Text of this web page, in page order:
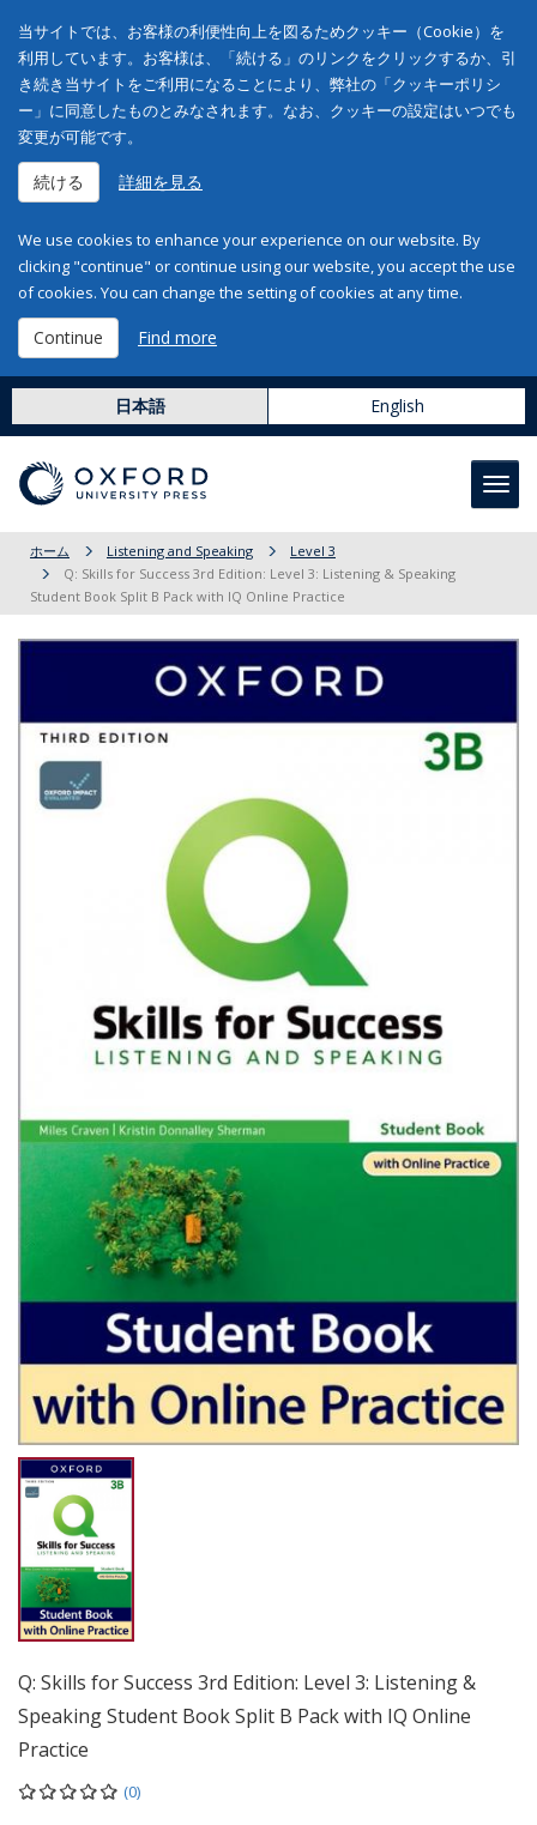
当サイトでは、お客様の利便性向上を図るためクッキー（Cookie）を
利用しています。お客様は、「続ける」のリンクをクリックするか、引
き続き当サイトをご利用になることにより、弊社の「クッキーポリシ
ー」に同意したものとみなされます。なお、クッキーの設定はいつでも
変更が可能です。
続ける 詳細を見る
We use cookies to enhance your experience on our website. By
clicking "continue" or continue using our website, you accept the use
of cookies. You can change the setting of cookies at any time.
Continue Find more
日本語 English
ホーム Listening and Speaking
Level 3
Q: Skills for Success 3rd Edition: Level 3: Listening & Speaking
Student Book Split B Pack with IQ Online Practice
Q: Skills for Success 3rd Edition: Level 3: Listening &
Speaking Student Book Split B Pack with IQ Online
Practice
(0)